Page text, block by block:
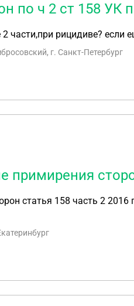
по ч 2 ст 158 УК
части,при рицидиве? если
г. Санкт-Петербург
примирения
статья 158 часть 2